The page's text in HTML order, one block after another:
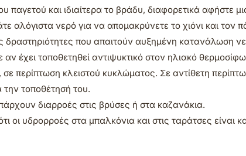
παγετού και ιδιαίτερα το βράδυ, διαφορετικά αφήστε
αλόγιστα νερό για να απομακρύνετε το χιόνι και τον
δραστηριότητες που απαιτούν αυξημένη κατανάλωση
αν έχει τοποθετηθεί αντιψυκτικό στον ηλιακό
περίπτωση κλειστού κυκλώματος. Σε αντίθετη
την τοποθέτησή του.
διαρροές στις βρύσες ή στα καζανάκια.
οι υδρορροές στα μπαλκόνια και στις ταράτσες